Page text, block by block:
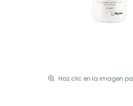
Haz clic en la imagen